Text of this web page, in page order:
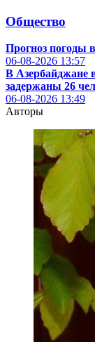
Общество
Прогноз погоды
06-08-2026 13:57
В Азербайджане
задержаны 26
06-08-2026 13:49
Авторы